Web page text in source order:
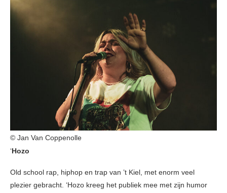
© Jan Van Coppenolle
‘Hozo
Old school rap, hiphop en trap van ’t Kiel, met enorm veel
plezier gebracht. ‘Hozo kreeg het publiek mee met zijn humor